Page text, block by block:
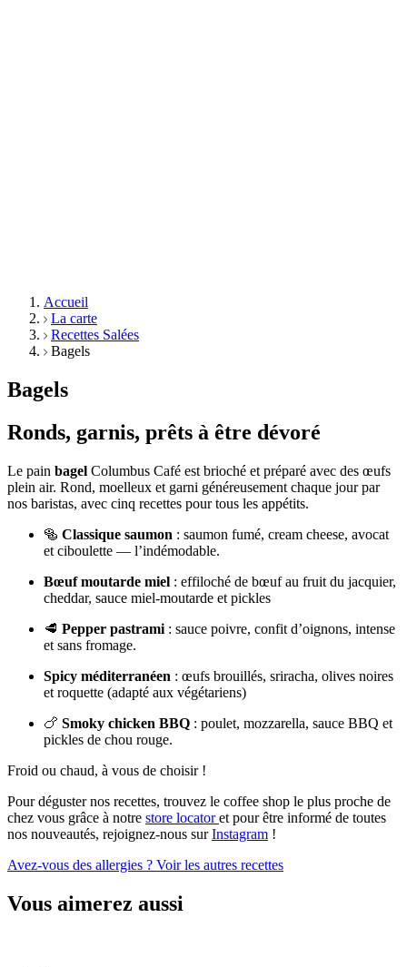
Accueil
La carte
Recettes Salées
Bagels
Bagels
Ronds, garnis, prêts à être dévoré
Le pain bagel Columbus Café est brioché et préparé avec des œufs
plein air. Rond, moelleux et garni généreusement chaque jour par
nos baristas, avec cinq recettes pour tous les appétits.
🥯 Classique saumon : saumon fumé, cream cheese, avocat
et ciboulette — l’indémodable.
Bœuf moutarde miel : effiloché de bœuf au fruit du jacquier,
cheddar, sauce miel-moutarde et pickles
🥩 Pepper pastrami : sauce poivre, confit d’oignons, intense
et sans fromage.
Spicy méditerranéen : œufs brouillés, sriracha, olives noires
et roquette (adapté aux végétariens)
🍗 Smoky chicken BBQ : poulet, mozzarella, sauce BBQ et
pickles de chou rouge.
Froid ou chaud, à vous de choisir !
Pour déguster nos recettes, trouvez le coffee shop le plus proche de
chez vous grâce à notre store locatoret pour être informé de toutes
nos nouveautés, rejoignez-nous surInstagram !
Avez-vous des allergies ? Voir les autres recettes
Vous aimerez aussi